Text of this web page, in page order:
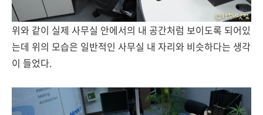
위와 같이 실제 사무실 안에서의 내 공간처럼 보이도록 되어있
는데 위의 모습은 일반적인 사무실 내 자리와 비슷하다는 생각
이 들었다.